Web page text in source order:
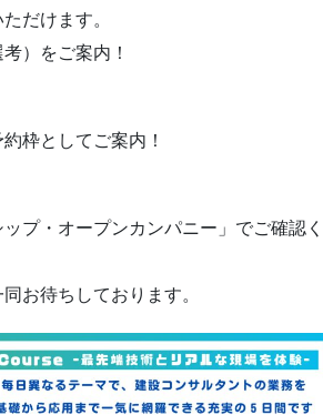
だけます。
）をご案内！
枠としてご案内！
プ・オープンカンパニー」でご確認く
お待ちしております。